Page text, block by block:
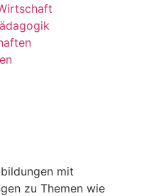
mit
zu Themen wie